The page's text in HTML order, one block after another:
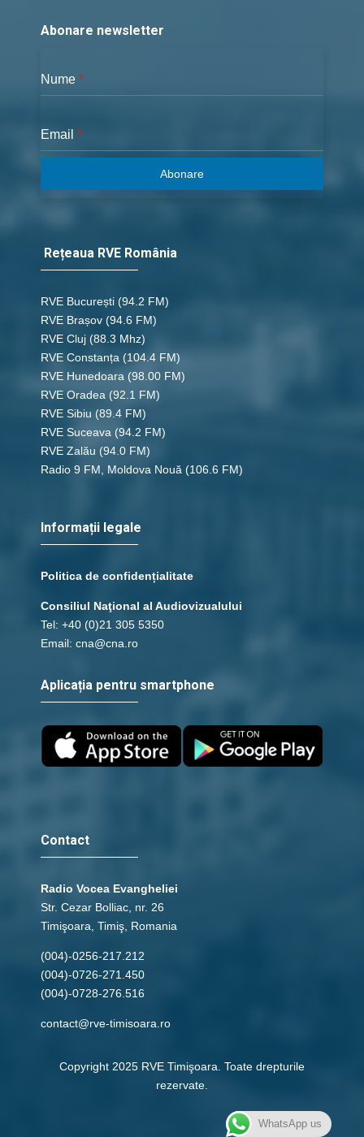
Abonare newsletter
Nume *
Email *
Abonare
Rețeaua RVE România
RVE București (94.2 FM)
RVE Brașov (94.6 FM)
RVE Cluj (88.3 Mhz)
RVE Constanța (104.4 FM)
RVE Hunedoara (98.00 FM)
RVE Oradea (92.1 FM)
RVE Sibiu (89.4 FM)
RVE Suceava (94.2 FM)
RVE Zalău (94.0 FM)
Radio 9 FM, Moldova Nouă (106.6 FM)
Informații legale
Politica de confidențialitate
Consiliul Naţional al Audiovizualului
Tel: +40 (0)21 305 5350
Email: cna@cna.ro
Aplicația pentru smartphone
Contact
Radio Vocea Evangheliei
Str. Cezar Bolliac, nr. 26
Timişoara, Timiş, Romania
(004)-0256-217.212
(004)-0726-271.450
(004)-0728-276.516
contact@rve-timisoara.ro
Copyright 2025 RVE Timişoara. Toate drepturile
rezervate.
WhatsApp us